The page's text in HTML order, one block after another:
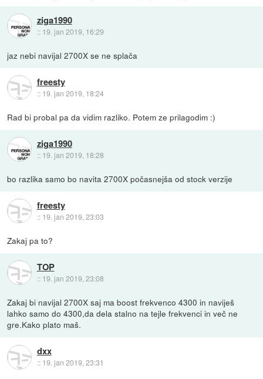
ziga1990
:: 19. jan 2019, 16:29
jaz nebi navijal 2700X se ne splača
freesty
:: 19. jan 2019, 18:24
Rad bi probal pa da vidim razliko. Potem ze prilagodim :)
ziga1990
:: 19. jan 2019, 18:28
bo razlika samo bo navita 2700X počasnejša od stock verzije
freesty
:: 19. jan 2019, 23:03
Zakaj pa to?
TOP
:: 19. jan 2019, 23:08
Zakaj bi navijal 2700X saj ma boost frekvenco 4300 in naviješ
lahko samo do 4300,da dela stalno na tejle frekvenci in več ne
gre.Kako plato maš.
dxx
:: 19. jan 2019, 23:31